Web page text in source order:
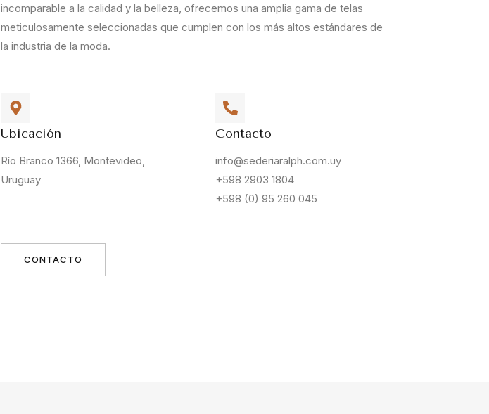
incomparable a la calidad y la belleza, ofrecemos una amplia gama de telas
meticulosamente seleccionadas que cumplen con los más altos estándares de
la industria de la moda.
Ubicación
Río Branco 1366, Montevideo,
Uruguay
Contacto
info@sederiaralph.com.uy
+598 2903 1804
+598 (0) 95 260 045
CONTACTO